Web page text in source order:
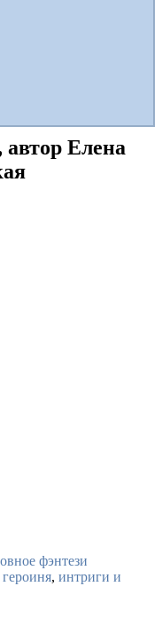
Елена
фэнтези
, интриги и